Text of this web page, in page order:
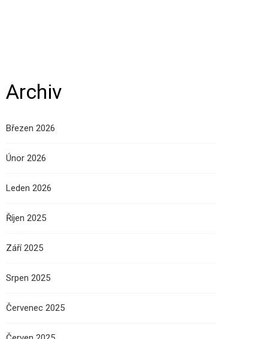
Archiv
Březen 2026
Únor 2026
Leden 2026
Říjen 2025
Září 2025
Srpen 2025
Červenec 2025